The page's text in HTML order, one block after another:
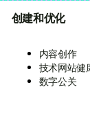
创建和优化
内容创作
技术网站健
数字公关